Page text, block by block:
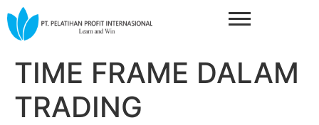
TIME FRAME DALAM
TRADING